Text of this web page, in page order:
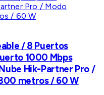
/ 8 Puertos
1000 Mbps
Hik-Partner Pro /
metros / 60 W